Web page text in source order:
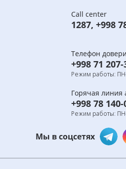
Call center
1287, +998
Телефон
+998 71
Режим работы:
Горячая линия
+998 78
Режим работы:
Мы в соцсетях